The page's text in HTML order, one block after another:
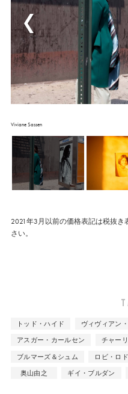
Viviane Sassen
2021年3月以前の価格表記は税抜
さい。
トッド・ハイド ヴィヴィアン
アスガー・カールセン
チャー
ブルマーズ＆シュム
ロビ・ロ
奥山由之
ギイ・ブルダン